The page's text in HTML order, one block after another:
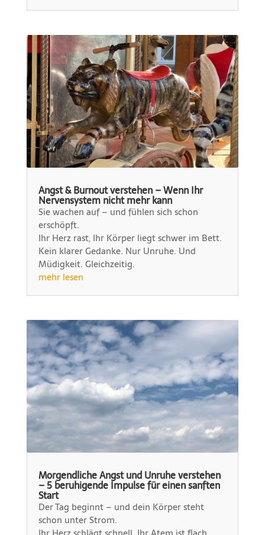
Angst & Burnout verstehen – Wenn Ihr
Nervensystem nicht mehr kann
Sie wachen auf – und fühlen sich schon
erschöpft.
Ihr Herz rast, Ihr Körper liegt schwer im Bett.
Kein klarer Gedanke. Nur Unruhe. Und
Müdigkeit. Gleichzeitig.
mehr lesen
Morgendliche Angst und Unruhe verstehen
– 5 beruhigende Impulse für einen sanften
Start
Der Tag beginnt – und dein Körper steht
schon unter Strom.